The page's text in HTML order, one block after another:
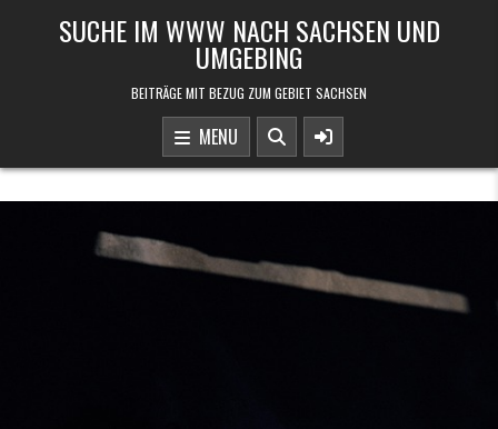
SUCHE IM WWW NACH SACHSEN UND
UMGEBING
BEITRÄGE MIT BEZUG ZUM GEBIET SACHSEN
MENU